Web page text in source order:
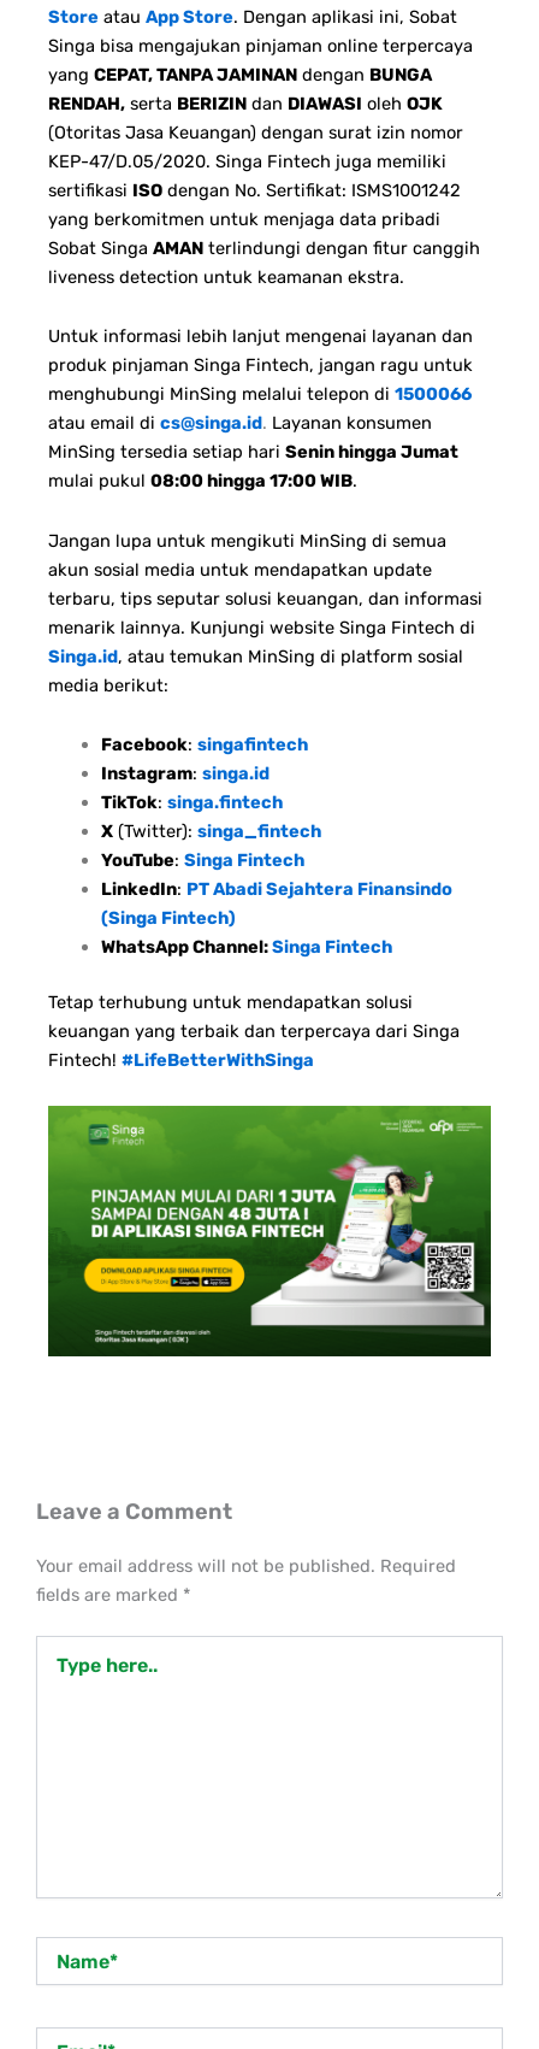
Store atau App Store. Dengan aplikasi ini, Sobat
Singa bisa mengajukan pinjaman online terpercaya
yang CEPAT, TANPA JAMINAN dengan BUNGA
RENDAH, serta BERIZIN dan DIAWASI oleh OJK
(Otoritas Jasa Keuangan) dengan surat izin nomor
KEP-47/D.05/2020. Singa Fintech juga memiliki
sertifikasi ISO dengan No. Sertifikat: ISMS1001242
yang berkomitmen untuk menjaga data pribadi
Sobat Singa AMAN terlindungi dengan fitur canggih
liveness detection untuk keamanan ekstra.
Untuk informasi lebih lanjut mengenai layanan dan
produk pinjaman Singa Fintech, jangan ragu untuk
menghubungi MinSing melalui telepon di 1500066
atau email di cs@singa.id. Layanan konsumen
MinSing tersedia setiap hari Senin hingga Jumat
mulai pukul 08:00 hingga 17:00 WIB.
Jangan lupa untuk mengikuti MinSing di semua
akun sosial media untuk mendapatkan update
terbaru, tips seputar solusi keuangan, dan informasi
menarik lainnya. Kunjungi website Singa Fintech di
Singa.id, atau temukan MinSing di platform sosial
media berikut:
Facebook: singafintech
Instagram: singa.id
TikTok: singa.fintech
X(Twitter): singa_fintech
YouTube: Singa Fintech
LinkedIn: PT Abadi Sejahtera Finansindo
(Singa Fintech)
WhatsApp Channel:Singa Fintech
Tetap terhubung untuk mendapatkan solusi
keuangan yang terbaik dan terpercaya dari Singa
Fintech! #LifeBetterWithSinga
Leave a Comment
Your email address will not be published. Required
fields are marked *
here..